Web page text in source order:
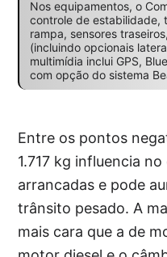
Nos equipamentos, o
controle de estabilidade,
rampa, sensores
(incluindo opcionais
multimídia inclui GPS,
com opção do sistema
Entre os pontos
1.717 kg influencia
arrancadas e pode
trânsito pesado. A
mais cara que a de